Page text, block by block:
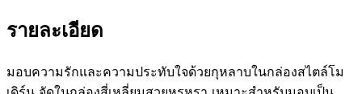
รายละเอียด
มอบความรักและความประทับใจด้วยกุหลาบในกล่องสไตล์โม